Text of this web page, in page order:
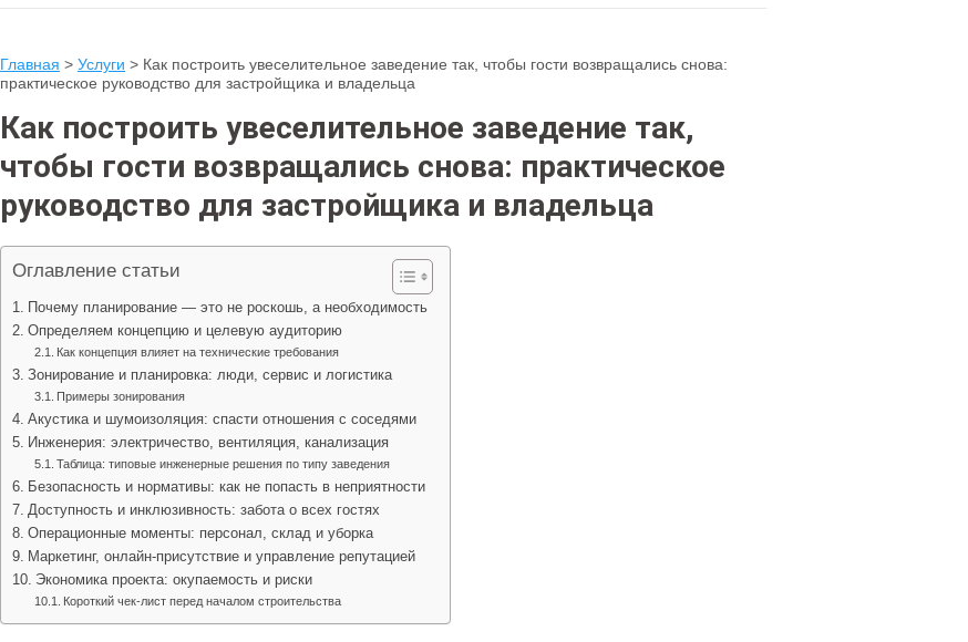
Главная > Услуги > Как построить увеселительное заведение так, чтобы гости возвращались снова:
практическое руководство для застройщика и владельца
Как построить увеселительное заведение так,
чтобы гости возвращались снова: практическое
руководство для застройщика и владельца
Оглавление статьи
Почему планирование — это не роскошь, а необходимость
Определяем концепцию и целевую аудиторию
Как концепция влияет на технические требования
Зонирование и планировка: люди, сервис и логистика
Примеры зонирования
Акустика и шумоизоляция: спасти отношения с соседями
Инженерия: электричество, вентиляция, канализация
Таблица: типовые инженерные решения по типу заведения
Безопасность и нормативы: как не попасть в неприятности
Доступность и инклюзивность: забота о всех гостях
Операционные моменты: персонал, склад и уборка
Маркетинг, онлайн-присутствие и управление репутацией
Экономика проекта: окупаемость и риски
Короткий чек-лист перед началом строительства